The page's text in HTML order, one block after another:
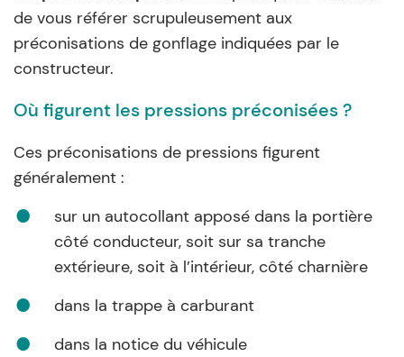
de vous référer scrupuleusement aux
préconisations de gonflage indiquées par le
constructeur.
Où figurent les pressions préconisées ?
Ces préconisations de pressions figurent
généralement :
sur un autocollant apposé dans la portière
côté conducteur, soit sur sa tranche
extérieure, soit à l’intérieur, côté charnière
dans la trappe à carburant
dans la notice du véhicule